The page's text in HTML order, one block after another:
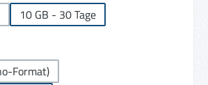
10 GB - 30 Tage
Format)